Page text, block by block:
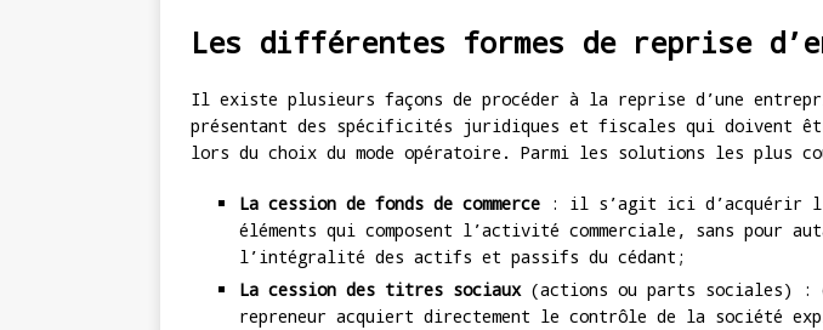
Les différentes formes de reprise
Il existe plusieurs façons de procéder à la reprise d’une
présentant des spécificités juridiques et fiscales qui doivent
lors du choix du mode opératoire. Parmi les solutions les plus
La cession de fonds de commerce : il s’agit ici d’acquérir
éléments qui composent l’activité commerciale, sans pour
l’intégralité des actifs et passifs du cédant;
La cession des titres sociaux(actions ou parts sociales) :
repreneur acquiert directement le contrôle de la société